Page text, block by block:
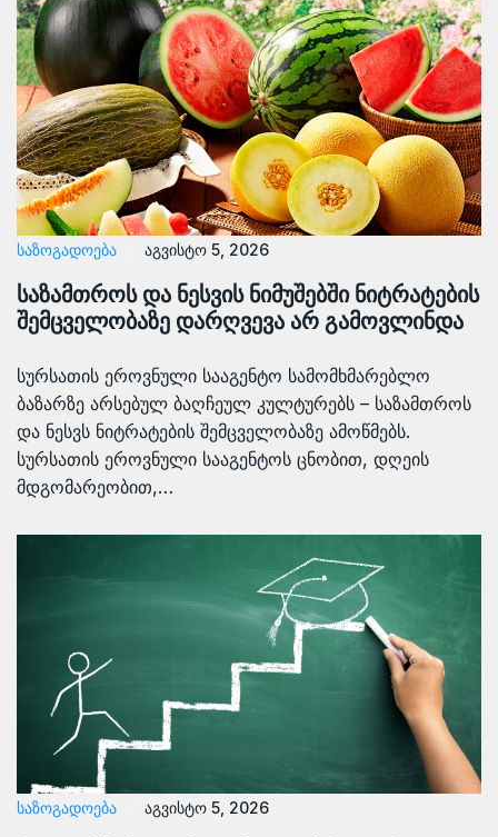
ᲡᲐᲖᲝᲒᲐᲓᲝᲔᲑᲐ აგვისტო 5, 2026
საზამთროს და ნესვის ნიმუშებში ნიტრატების
შემცველობაზე დარღვევა არ გამოვლინდა
სურსათის ეროვნული სააგენტო სამომხმარებლო
ბაზარზე არსებულ ბაღჩეულ კულტურებს – საზამთროს
და ნესვს ნიტრატების შემცველობაზე ამოწმებს.
სურსათის ეროვნული სააგენტოს ცნობით, დღეის
მდგომარეობით,…
ᲡᲐᲖᲝᲒᲐᲓᲝᲔᲑᲐ აგვისტო 5, 2026